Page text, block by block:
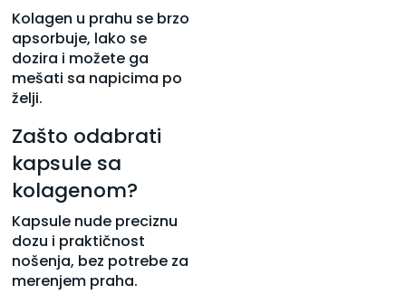
Kolagen u prahu se brzo
apsorbuje, lako se
dozira i možete ga
mešati sa napicima po
želji.
Zašto odabrati
kapsule sa
kolagenom?
Kapsule nude preciznu
dozu i praktičnost
nošenja, bez potrebe za
merenjem praha.